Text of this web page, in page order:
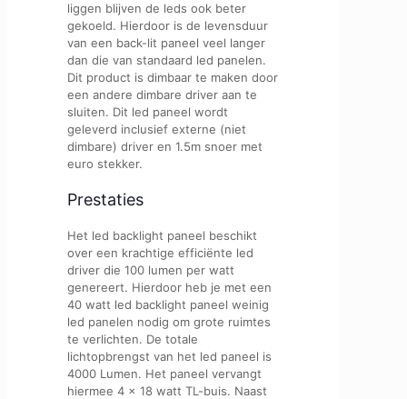
liggen blijven de leds ook beter
gekoeld. Hierdoor is de levensduur
van een back-lit paneel veel langer
dan die van standaard led panelen.
Dit product is dimbaar te maken door
een andere dimbare driver aan te
sluiten. Dit led paneel wordt
geleverd inclusief externe (niet
dimbare) driver en 1.5m snoer met
euro stekker.
Prestaties
Het led backlight paneel beschikt
over een krachtige efficiënte led
driver die 100 lumen per watt
genereert. Hierdoor heb je met een
40 watt led backlight paneel weinig
led panelen nodig om grote ruimtes
te verlichten. De totale
lichtopbrengst van het led paneel is
4000 Lumen. Het paneel vervangt
hiermee 4 x 18 watt TL-buis. Naast